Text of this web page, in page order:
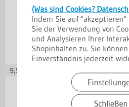
(Was sind Cookies?
Indem Sie auf
Sie der Verwendung von
und Analysieren Ihrer
Shopinhalten zu. Sie
Einverständnis jederzeit
Schließen
in vielen
9,55
Innenecke